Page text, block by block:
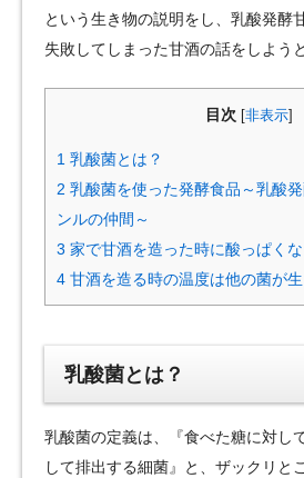
という生き物の説明をし、乳酸発酵
失敗してしまった甘酒の話をしよう
目次 非表示]
1 乳酸菌とは？
2 乳酸菌を使った発酵食品～乳酸
ンルの仲間～
3 家で甘酒を造った時に酸っぱく
4 甘酒を造る時の温度は他の菌が
乳酸菌とは？
乳酸菌の定義は、『食べた糖に対し
して排出する細菌』と、ザックリと